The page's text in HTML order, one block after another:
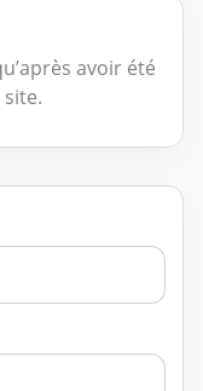
avoir été